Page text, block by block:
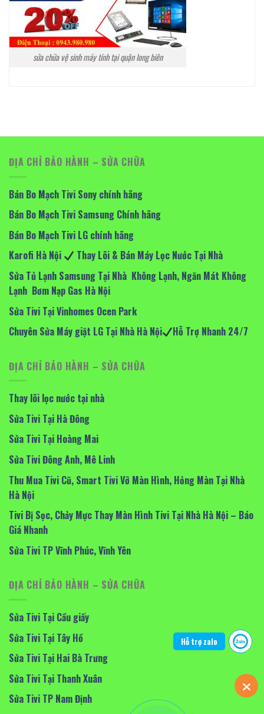
sửa chữa vệ sinh máy tính tại quận long biên
ĐỊA CHỈ BẢO HÀNH – SỬA CHỮA
Bán Bo Mạch Tivi Sony chính hãng
Bán Bo Mạch Tivi Samsung Chính hãng
Bán Bo Mạch Tivi LG chính hãng
Karofi Hà Nội
Thay Lõi & Bán Máy Lọc Nước Tại Nhà
Sửa Tủ Lạnh Samsung Tại Nhà Không Lạnh, Ngăn Mát Không
Lạnh Bơm Nạp Gas Hà Nội
Sửa Tivi Tại Vinhomes Ocen Park
Chuyên Sửa Máy giặt LG Tại Nhà Hà Nội
Hỗ Trợ Nhanh 24/7
ĐỊA CHỈ BẢO HÀNH – SỬA CHỮA
Thay lõi lọc nước tại nhà
Sửa Tivi Tại Hà Đông
Sửa Tivi Tại Hoàng Mai
Sửa Tivi Đông Anh, Mê Linh
Thu Mua Tivi Cũ, Smart Tivi Vỡ Màn Hình, Hỏng Màn Tại Nhà
Hà Nội
Tivi Bị Sọc, Chảy Mực Thay Màn Hình Tivi Tại Nhà Hà Nội – Báo
Giá Nhanh
Sửa Tivi TP Vĩnh Phúc, Vĩnh Yên
ĐỊA CHỈ BẢO HÀNH – SỬA CHỮA
Sửa Tivi Tại Cầu giấy
Sửa Tivi Tại Tây Hồ
Sửa Tivi Tại Hai Bà Trưng
Sửa Tivi Tại Thanh Xuân
Sửa Tivi TP Nam Định
Hỗ trợ zalo